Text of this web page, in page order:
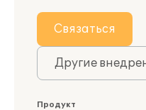
Связаться
Другие
Продукт